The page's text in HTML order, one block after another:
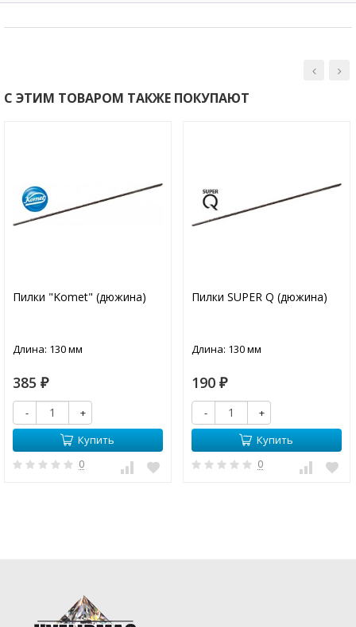
С ЭТИМ ТОВАРОМ ТАКЖЕ ПОКУПАЮТ
Пилки "Komet" (дюжина)
Длина: 130 мм
385 ₽
-
+
Купить
0
Пилки SUPER Q (дюжина)
Длина: 130 мм
190 ₽
-
+
Купить
0